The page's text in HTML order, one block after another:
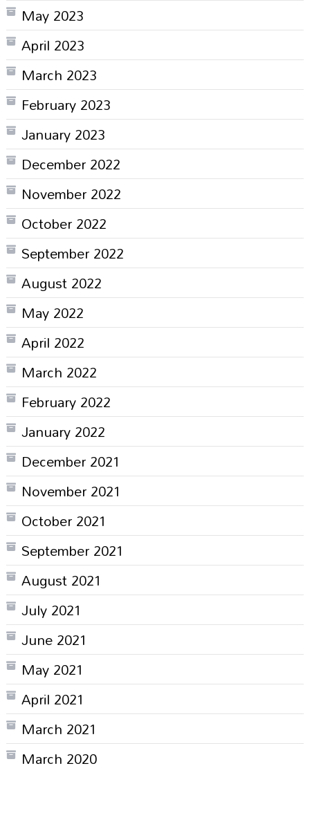
May 2023
April 2023
March 2023
February 2023
January 2023
December 2022
November 2022
October 2022
September 2022
August 2022
May 2022
April 2022
March 2022
February 2022
January 2022
December 2021
November 2021
October 2021
September 2021
August 2021
July 2021
June 2021
May 2021
April 2021
March 2021
March 2020